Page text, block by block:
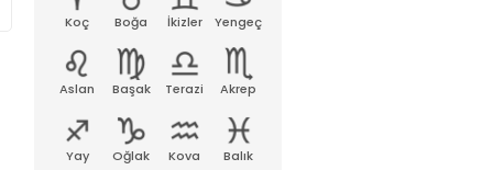
Koç Boğa İkizler Yengeç
Aslan Başak Terazi Akrep
Yay Oğlak Kova Balık